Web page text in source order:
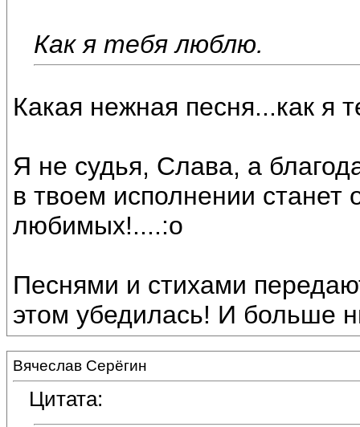
Как я тебя люблю.
Какая нежная песня...как я
Я не судья, Слава, а
в твоем исполнении
любимых!....:o
Песнями и стихами
этом убедилась! И больше
Вячеслав Серёгин
Цитата: